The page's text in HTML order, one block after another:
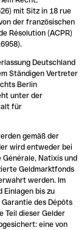
mit Sitz in 18 rue
der französischen
Résolution (ACPR)
Deutschland
Ständigen Vertreter
Berlin
unter der
für
gemäß der
wird entweder bei
Natixis und
Geldmarktfonds
werden. Im
Einlagen bis zu
Garantie des Dépôts
Teil dieser Gelder
eine von